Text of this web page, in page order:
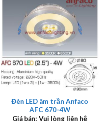
Đèn LED âm trần Anfaco
AFC 670-4W
Giá bán: Vui lòng liên hệ